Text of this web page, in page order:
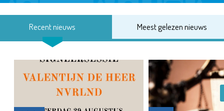
Recent nieuws Meest gelezen nieuws